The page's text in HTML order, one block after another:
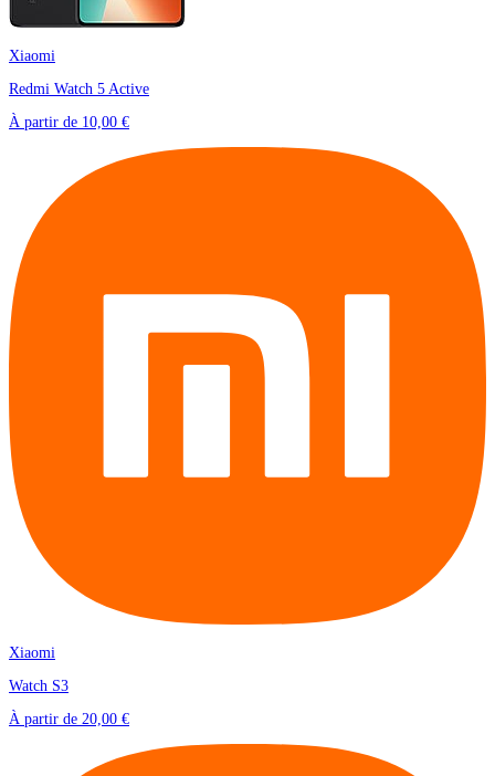
Xiaomi
Redmi Watch 5 Active
À partir de 10,00 €
Xiaomi
Watch S3
À partir de 20,00 €